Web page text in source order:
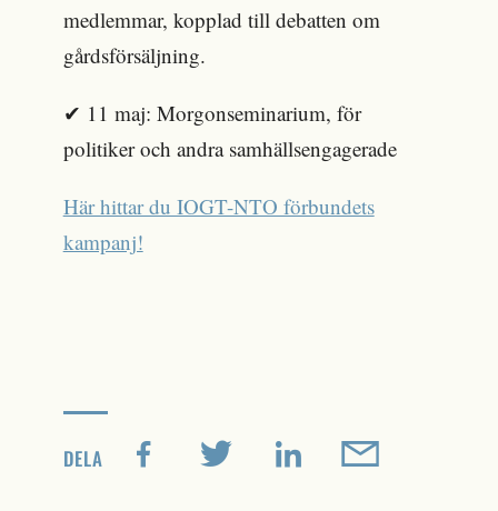
medlemmar, kopplad till debatten om
gårdsförsäljning.
✔ 11 maj: Morgonseminarium, för
politiker och andra samhällsengagerade
Här hittar du IOGT-NTO förbundets
kampanj!
DELA